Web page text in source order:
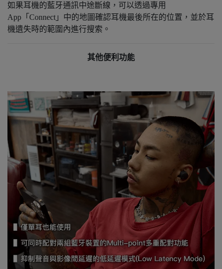
如果耳機的藍牙通訊中途斷線，可以透過專⽤
App「Connect」中的地圖確認耳機最後所在的位置，並於耳
機遺失時的範圍內進⾏搜索。
其他便利功能